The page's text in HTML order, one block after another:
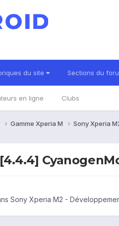
du site Sections du
en ligne Clubs
Gamme Xperia M Sony Xperia
Sony Xperia M2 -